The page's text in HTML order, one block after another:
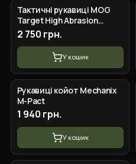
Тактичні рукавиці MOG
Target High Abrasion
Мультикам XXL
2 750 грн.
У кошик
+5вар.
Рукавиці койот Mechanix
M-Pact
1 940 грн.
У кошик